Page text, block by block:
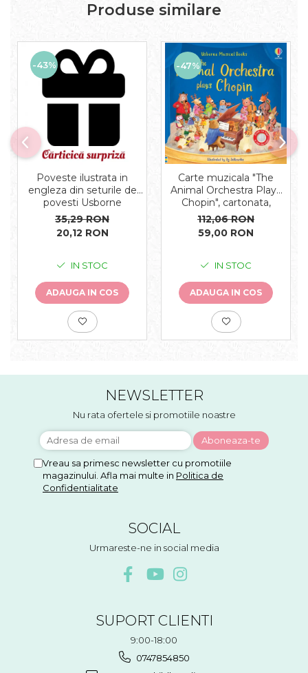
Produse similare
-43%
Poveste ilustrata in
engleza din seturile de
povesti Usborne
35,29 RON
20,12 RON
IN STOC
ADAUGA IN COS
-47%
Carte muzicala "The
Animal Orchestra Plays
Chopin", cartonata,
Usborne
112,06 RON
59,00 RON
IN STOC
ADAUGA IN COS
NEWSLETTER
Nu rata ofertele si promotiile noastre
Vreau sa primesc newsletter cu promotiile
magazinului. Afla mai multe in Politica de
Confidentialitate
SOCIAL
Urmareste-ne in social media
SUPORT CLIENTI
9:00-18:00
0747854850